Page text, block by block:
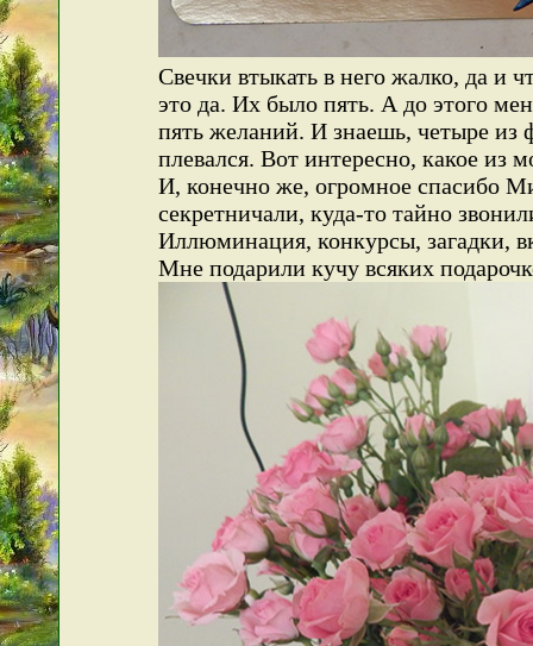
Свечки втыкать в него жалко, да и
это да. Их было пять. А до этого
пять желаний. И знаешь, четыре из
плевался. Вот интересно, какое из
И, конечно же, огромное спасибо
секретничали, куда-то тайно
Иллюминация, конкурсы, загадки,
Мне подарили кучу всяких